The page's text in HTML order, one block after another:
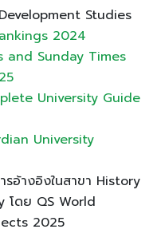
Studies
2024
and Sunday Times
University Guide
University
รอ้างอิงในสาขา History
โดย QS World
2025